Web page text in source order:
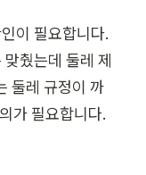
이 필요합니다.
췄는데 둘레 제
둘레 규정이 까
가 필요합니다.